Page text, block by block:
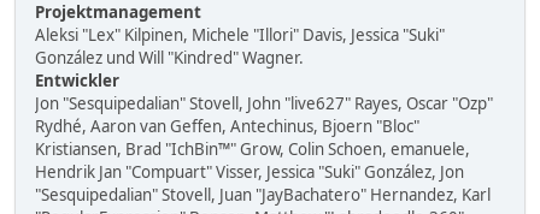
Projektmanagement
Aleksi "Lex" Kilpinen, Michele "Illori" Davis, Jessica "Suki"
González und Will "Kindred" Wagner.
Entwickler
Jon "Sesquipedalian" Stovell, John "live627" Rayes, Oscar "Ozp"
Rydhé, Aaron van Geffen, Antechinus, Bjoern "Bloc"
Kristiansen, Brad "IchBin™" Grow, Colin Schoen, emanuele,
Hendrik Jan "Compuart" Visser, Jessica "Suki" González, Jon
"Sesquipedalian" Stovell, Juan "JayBachatero" Hernandez, Karl